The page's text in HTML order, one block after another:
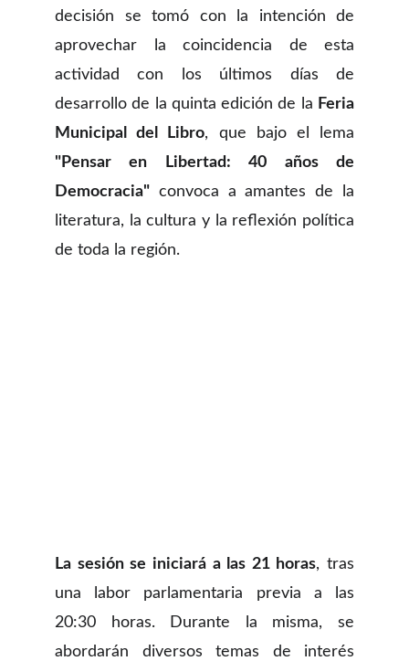
decisión se tomó con la intención de
aprovechar la coincidencia de esta
actividad con los últimos días de
desarrollo de la quinta edición de la Feria
Municipal del Libro, que bajo el lema
"Pensar en Libertad: 40 años de
Democracia" convoca a amantes de la
literatura, la cultura y la reflexión política
de toda la región.
La sesión se iniciará a las 21 horas, tras
una labor parlamentaria previa a las
20:30 horas. Durante la misma, se
abordarán diversos temas de interés